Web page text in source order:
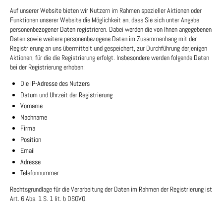
Auf unserer Website bieten wir Nutzern im Rahmen spezieller Aktionen oder
Funktionen unserer Website die Möglichkeit an, dass Sie sich unter Angabe
personenbezogener Daten registrieren. Dabei werden die von Ihnen angegebenen
Daten sowie weitere personenbezogene Daten im Zusammenhang mit der
Registrierung an uns übermittelt und gespeichert, zur Durchführung derjenigen
Aktionen, für die die Registrierung erfolgt. Insbesondere werden folgende Daten
bei der Registrierung erhoben:
Die IP-Adresse des Nutzers
Datum und Uhrzeit der Registrierung
Vorname
Nachname
Firma
Position
Email
Adresse
Telefonnummer
Rechtsgrundlage für die Verarbeitung der Daten im Rahmen der Registrierung ist
Art. 6 Abs. 1 S. 1 lit. b DSGVO.